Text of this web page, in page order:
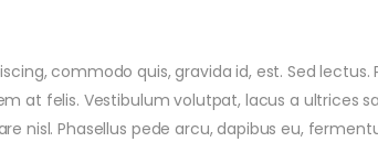
commodo quis, gravida id, est. Sed
at felis. Vestibulum volutpat, lacus a ultrices
nisl. Phasellus pede arcu, dapibus eu,